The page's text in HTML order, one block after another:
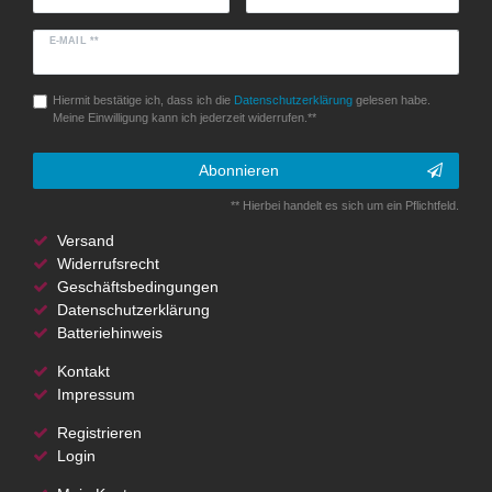
E-MAIL **
Hiermit bestätige ich, dass ich die Daten­schutz­erklärunggelesen habe.
Meine Einwilligung kann ich jederzeit widerrufen.**
Abonnieren
** Hierbei handelt es sich um ein Pflichtfeld.
Versand
Widerrufsrecht
Geschäftsbedingungen
Datenschutzerklärung
Batteriehinweis
Kontakt
Impressum
Registrieren
Login